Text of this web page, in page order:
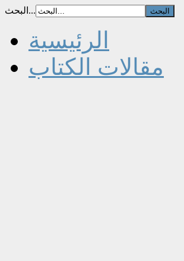
البحث...
الرئيسية
مقالات الكتاب